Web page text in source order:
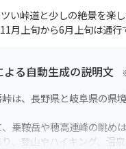
い峠道と少しの絶景を楽
月上旬から6月上旬は通行
よる自動生成の説明文 ※
は、長野県と岐阜県の県
乗鞍岳や穂高連峰の眺め
り、登山やハイキング、温